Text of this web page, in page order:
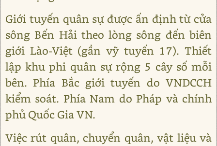
Giới tuyến quân sự được ấn định từ cửa
sông Bến Hải theo lòng sông đến biên
giới Lào-Việt (gần vỹ tuyến 17). Thiết
lập khu phi quân sự rộng 5 cây số mỗi
bên. Phía Bắc giới tuyến do VNDCCH
kiểm soát. Phía Nam do Pháp và chính
phủ Quốc Gia VN.
Việc rút quân, chuyển quân, vật liệu và